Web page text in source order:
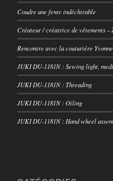
Coudre une fente indéchirable
Créateur / créatrice de vêtements –
Rencontre avec la couturière
JUKI DU-1181N : Sewing light,
JUKI DU-1181N : Threading
JUKI DU-1181N : Oiling
JUKI DU-1181N : Hand wheel